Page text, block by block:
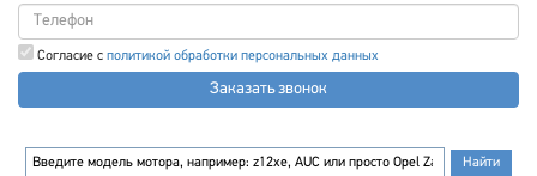
Согласие с политикой обработки персональных данных
Заказать звонок